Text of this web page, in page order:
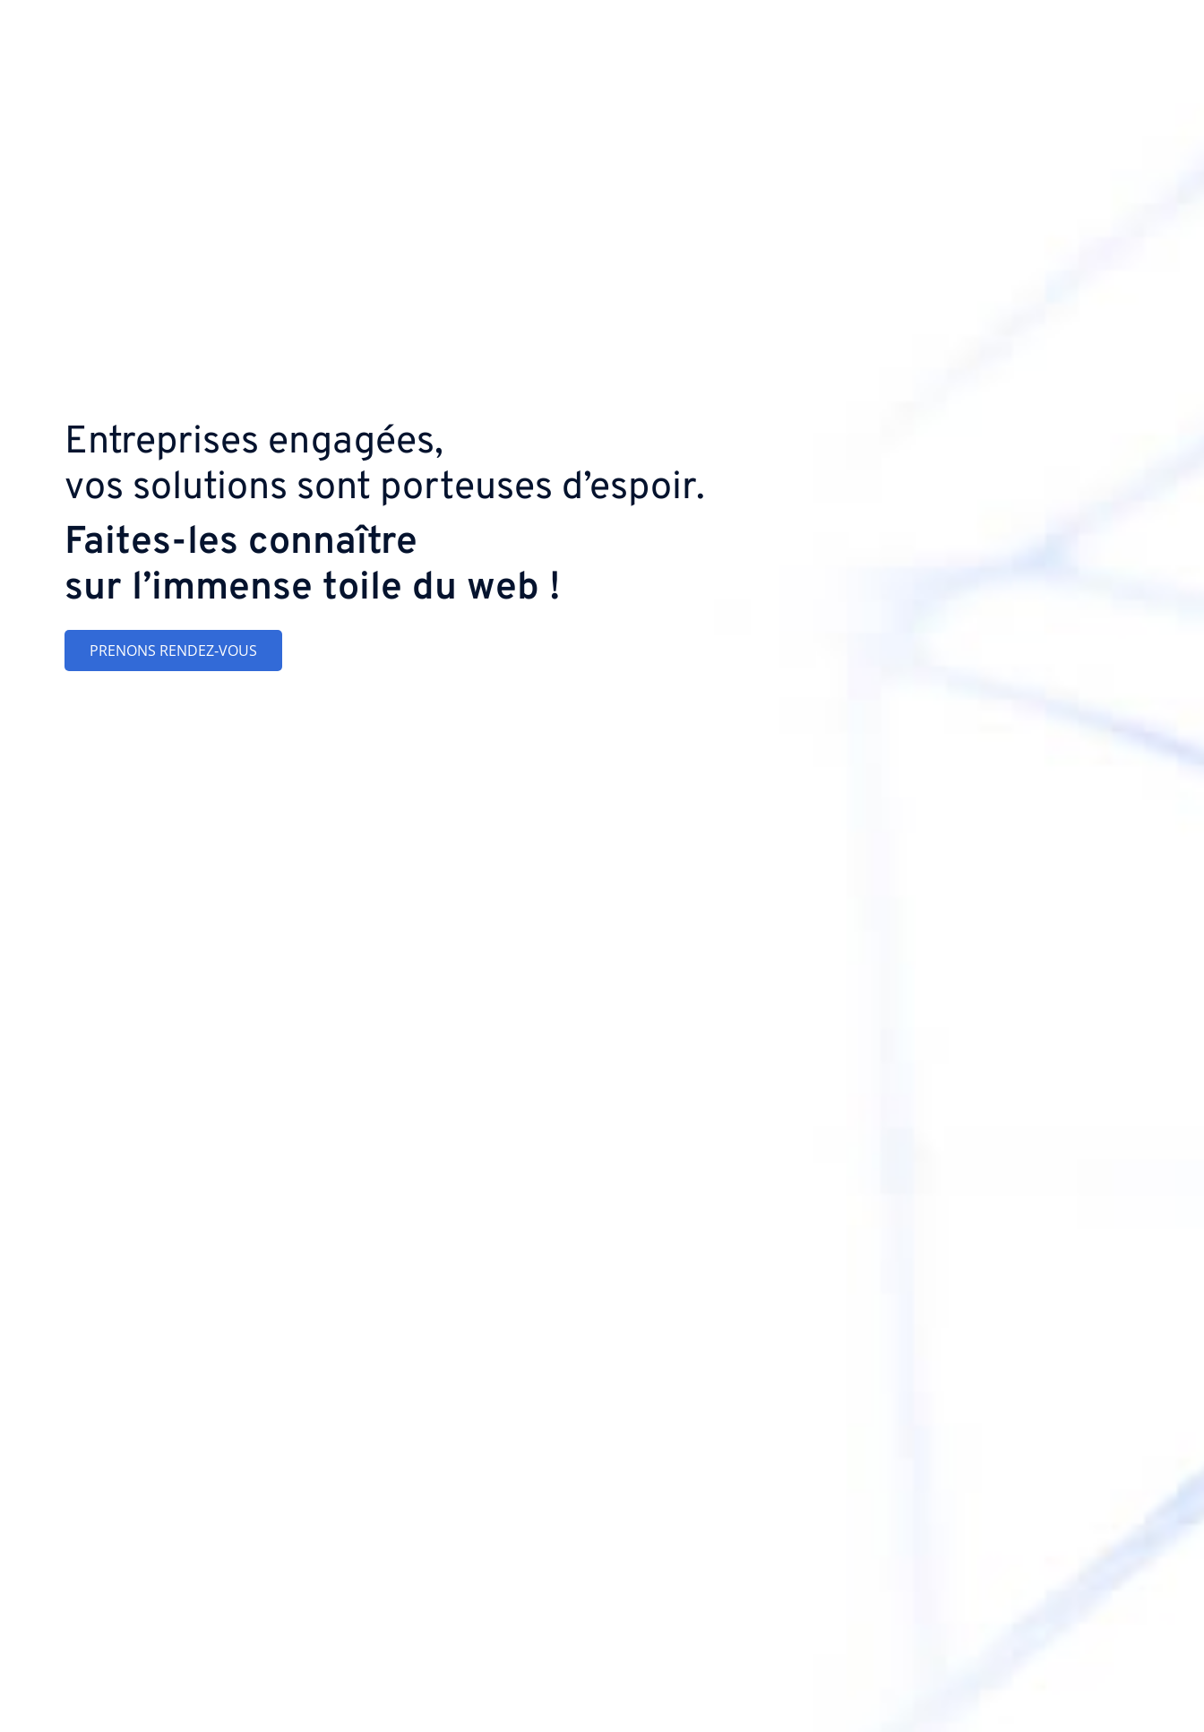
Entreprises engagées,
vos solutions sont porteuses d’espoir.
Faites-les connaître
sur l’immense toile du web !
PRENONS RENDEZ‑VOUS